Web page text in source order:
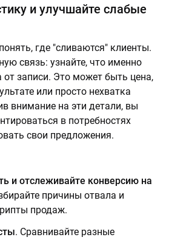
и улучшайте слабые
где "сливаются" клиенты.
связь: узнайте, что именно
от записи. Это может быть цена,
или просто нехватка
внимание на эти детали, вы
в потребностях
свои предложения.
и отслеживайте конверсию на
причины отвала и
продаж.
. Сравнивайте разные